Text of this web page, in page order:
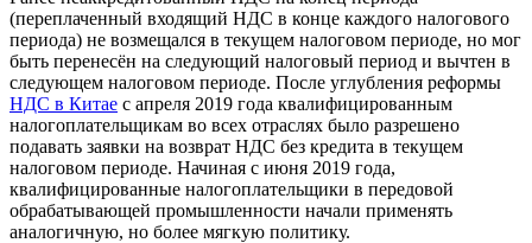
(переплаченный входящий НДС в конце каждого налогового
периода) не возмещался в текущем налоговом периоде, но мог
быть перенесён на следующий налоговый период и вычтен в
следующем налоговом периоде. После углубления реформы
НДС в Китае с апреля 2019 года квалифицированным
налогоплательщикам во всех отраслях было разрешено
подавать заявки на возврат НДС без кредита в текущем
налоговом периоде. Начиная с июня 2019 года,
квалифицированные налогоплательщики в передовой
обрабатывающей промышленности начали применять
аналогичную, но более мягкую политику.